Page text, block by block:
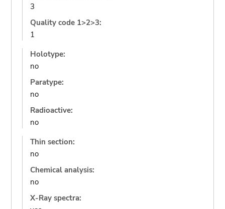
3
Quality code 1>2>3:
1
Holotype:
no
Paratype:
no
Radioactive:
no
Thin section:
no
Chemical analysis:
no
X-Ray spectra: